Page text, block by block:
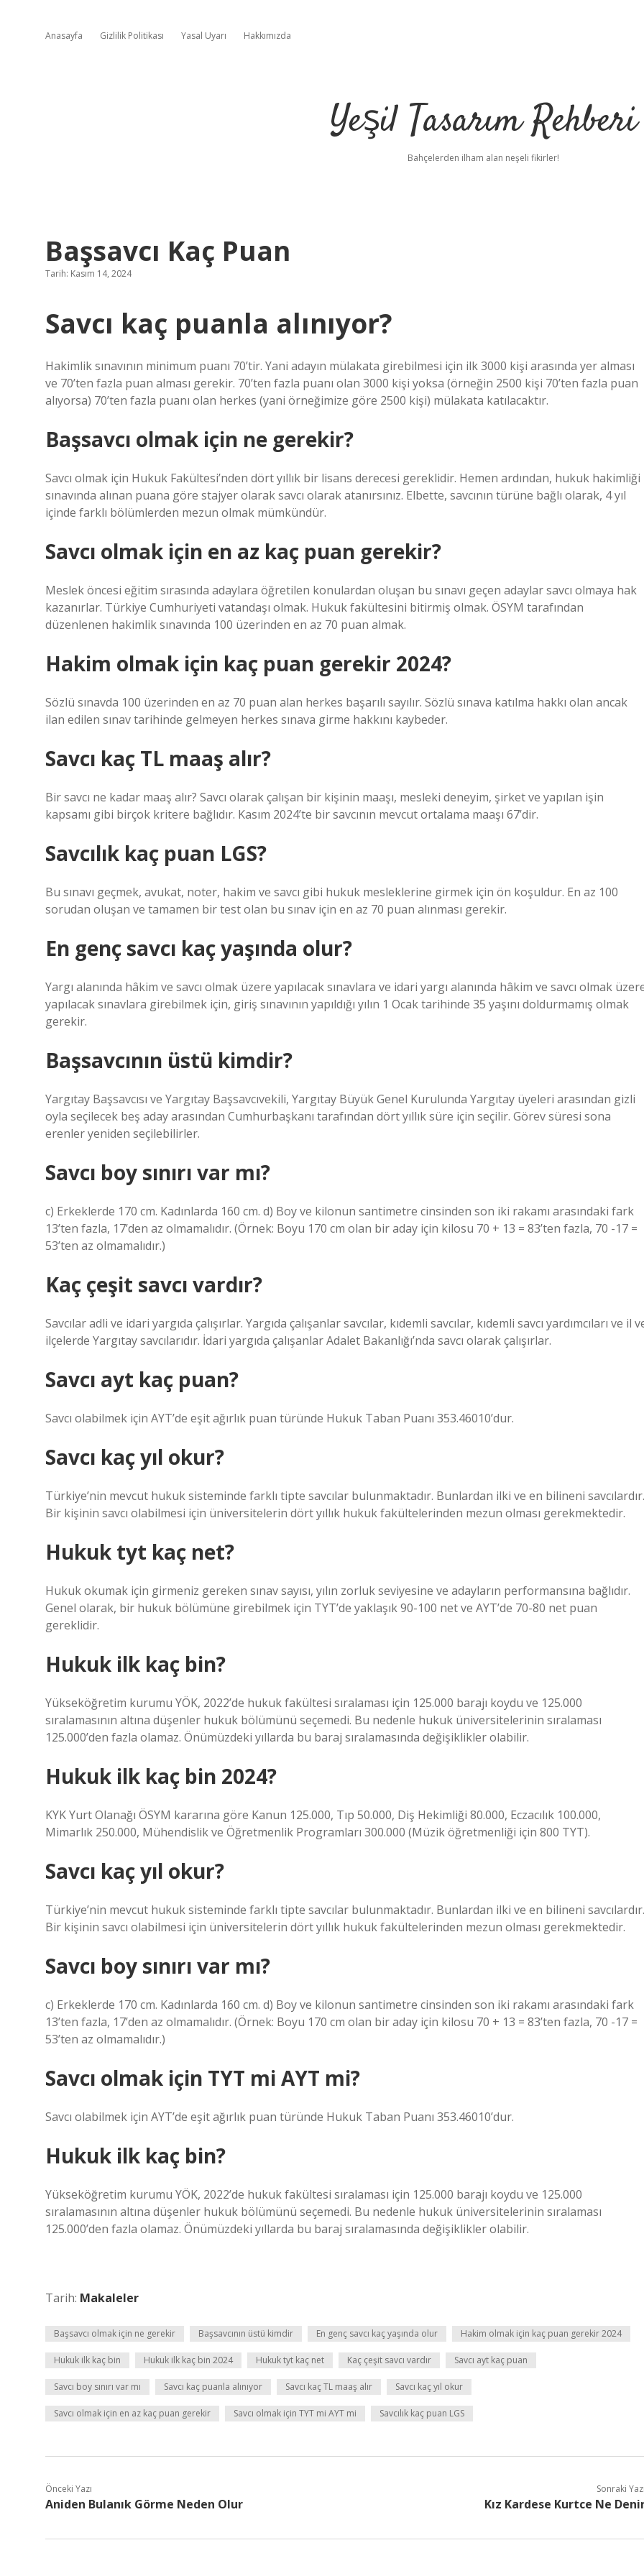
Anasayfa Gizlilik Politikası Yasal Uyarı Hakkımızda
Yeşil Tasarım Rehberi
Bahçelerden ilham alan neşeli fikirler!
Başsavcı Kaç Puan
Tarih: Kasım 14, 2024
Savcı kaç puanla alınıyor?
Hakimlik sınavının minimum puanı 70’tir. Yani adayın mülakata girebilmesi için ilk 3000 kişi arasında yer alması
ve 70’ten fazla puan alması gerekir. 70’ten fazla puanı olan 3000 kişi yoksa (örneğin 2500 kişi 70’ten fazla puan
alıyorsa) 70’ten fazla puanı olan herkes (yani örneğimize göre 2500 kişi) mülakata katılacaktır.
Başsavcı olmak için ne gerekir?
Savcı olmak için Hukuk Fakültesi’nden dört yıllık bir lisans derecesi gereklidir. Hemen ardından, hukuk hakimliği
sınavında alınan puana göre stajyer olarak savcı olarak atanırsınız. Elbette, savcının türüne bağlı olarak, 4 yıl
içinde farklı bölümlerden mezun olmak mümkündür.
Savcı olmak için en az kaç puan gerekir?
Meslek öncesi eğitim sırasında adaylara öğretilen konulardan oluşan bu sınavı geçen adaylar savcı olmaya hak
kazanırlar. Türkiye Cumhuriyeti vatandaşı olmak. Hukuk fakültesini bitirmiş olmak. ÖSYM tarafından
düzenlenen hakimlik sınavında 100 üzerinden en az 70 puan almak.
Hakim olmak için kaç puan gerekir 2024?
Sözlü sınavda 100 üzerinden en az 70 puan alan herkes başarılı sayılır. Sözlü sınava katılma hakkı olan ancak
ilan edilen sınav tarihinde gelmeyen herkes sınava girme hakkını kaybeder.
Savcı kaç TL maaş alır?
Bir savcı ne kadar maaş alır? Savcı olarak çalışan bir kişinin maaşı, mesleki deneyim, şirket ve yapılan işin
kapsamı gibi birçok kritere bağlıdır. Kasım 2024’te bir savcının mevcut ortalama maaşı 67’dir.
Savcılık kaç puan LGS?
Bu sınavı geçmek, avukat, noter, hakim ve savcı gibi hukuk mesleklerine girmek için ön koşuldur. En az 100
sorudan oluşan ve tamamen bir test olan bu sınav için en az 70 puan alınması gerekir.
En genç savcı kaç yaşında olur?
Yargı alanında hâkim ve savcı olmak üzere yapılacak sınavlara ve idari yargı alanında hâkim ve savcı olmak
yapılacak sınavlara girebilmek için, giriş sınavının yapıldığı yılın 1 Ocak tarihinde 35 yaşını doldurmamış olmak
gerekir.
Başsavcının üstü kimdir?
Yargıtay Başsavcısı ve Yargıtay Başsavcıvekili, Yargıtay Büyük Genel Kurulunda Yargıtay üyeleri arasından gizli
oyla seçilecek beş aday arasından Cumhurbaşkanı tarafından dört yıllık süre için seçilir. Görev süresi sona
erenler yeniden seçilebilirler.
Savcı boy sınırı var mı?
c) Erkeklerde 170 cm. Kadınlarda 160 cm. d) Boy ve kilonun santimetre cinsinden son iki rakamı arasındaki fark
13’ten fazla, 17’den az olmamalıdır. (Örnek: Boyu 170 cm olan bir aday için kilosu 70 + 13 = 83’ten fazla, 70 -17 =
53’ten az olmamalıdır.)
Kaç çeşit savcı vardır?
Savcılar adli ve idari yargıda çalışırlar. Yargıda çalışanlar savcılar, kıdemli savcılar, kıdemli savcı yardımcıları ve il
ilçelerde Yargıtay savcılarıdır. İdari yargıda çalışanlar Adalet Bakanlığı’nda savcı olarak çalışırlar.
Savcı ayt kaç puan?
Savcı olabilmek için AYT’de eşit ağırlık puan türünde Hukuk Taban Puanı 353.46010’dur.
Savcı kaç yıl okur?
Türkiye’nin mevcut hukuk sisteminde farklı tipte savcılar bulunmaktadır. Bunlardan ilki ve en bilineni savcılardır.
Bir kişinin savcı olabilmesi için üniversitelerin dört yıllık hukuk fakültelerinden mezun olması gerekmektedir.
Hukuk tyt kaç net?
Hukuk okumak için girmeniz gereken sınav sayısı, yılın zorluk seviyesine ve adayların performansına bağlıdır.
Genel olarak, bir hukuk bölümüne girebilmek için TYT’de yaklaşık 90-100 net ve AYT’de 70-80 net puan
gereklidir.
Hukuk ilk kaç bin?
Yükseköğretim kurumu YÖK, 2022’de hukuk fakültesi sıralaması için 125.000 barajı koydu ve 125.000
sıralamasının altına düşenler hukuk bölümünü seçemedi. Bu nedenle hukuk üniversitelerinin sıralaması
125.000’den fazla olamaz. Önümüzdeki yıllarda bu baraj sıralamasında değişiklikler olabilir.
Hukuk ilk kaç bin 2024?
KYK Yurt Olanağı ÖSYM kararına göre Kanun 125.000, Tıp 50.000, Diş Hekimliği 80.000, Eczacılık 100.000,
Mimarlık 250.000, Mühendislik ve Öğretmenlik Programları 300.000 (Müzik öğretmenliği için 800 TYT).
Savcı kaç yıl okur?
Türkiye’nin mevcut hukuk sisteminde farklı tipte savcılar bulunmaktadır. Bunlardan ilki ve en bilineni savcılardır.
Bir kişinin savcı olabilmesi için üniversitelerin dört yıllık hukuk fakültelerinden mezun olması gerekmektedir.
Savcı boy sınırı var mı?
c) Erkeklerde 170 cm. Kadınlarda 160 cm. d) Boy ve kilonun santimetre cinsinden son iki rakamı arasındaki fark
13’ten fazla, 17’den az olmamalıdır. (Örnek: Boyu 170 cm olan bir aday için kilosu 70 + 13 = 83’ten fazla, 70 -17 =
53’ten az olmamalıdır.)
Savcı olmak için TYT mi AYT mi?
Savcı olabilmek için AYT’de eşit ağırlık puan türünde Hukuk Taban Puanı 353.46010’dur.
Hukuk ilk kaç bin?
Yükseköğretim kurumu YÖK, 2022’de hukuk fakültesi sıralaması için 125.000 barajı koydu ve 125.000
sıralamasının altına düşenler hukuk bölümünü seçemedi. Bu nedenle hukuk üniversitelerinin sıralaması
125.000’den fazla olamaz. Önümüzdeki yıllarda bu baraj sıralamasında değişiklikler olabilir.
Tarih: Makaleler
Başsavcı olmak için ne gerekir Başsavcının üstü kimdir En genç savcı kaç yaşında olur Hakim olmak için kaç puan gerekir 2024
Hukuk ilk kaç bin Hukuk ilk kaç bin 2024 Hukuk tyt kaç net Kaç çeşit savcı vardır Savcı ayt kaç puan
Savcı boy sınırı var mı Savcı kaç puanla alınıyor Savcı kaç TL maaş alır Savcı kaç yıl okur
Savcı olmak için en az kaç puan gerekir Savcı olmak için TYT mi AYT mi Savcılık kaç puan LGS
Önceki Yazı
Aniden Bulanık Görme Neden Olur
Sonraki
Kız Kardese Kurtce Ne